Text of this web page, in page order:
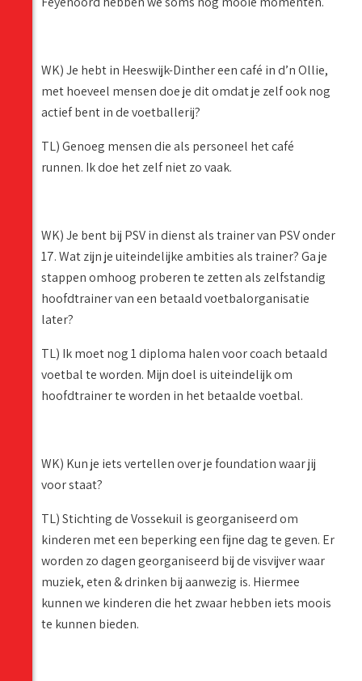
WK) Je hebt in Heeswijk-Dinther een café in d’n Ollie,
met hoeveel mensen doe je dit omdat je zelf ook nog
actief bent in de voetballerij?
TL) Genoeg mensen die als personeel het café
runnen. Ik doe het zelf niet zo vaak.
WK) Je bent bij PSV in dienst als trainer van PSV onder
17. Wat zijn je uiteindelijke ambities als trainer? Ga je
stappen omhoog proberen te zetten als zelfstandig
hoofdtrainer van een betaald voetbalorganisatie
later?
TL) Ik moet nog 1 diploma halen voor coach betaald
voetbal te worden. Mijn doel is uiteindelijk om
hoofdtrainer te worden in het betaalde voetbal.
WK) Kun je iets vertellen over je foundation waar jij
voor staat?
TL) Stichting de Vossekuil is georganiseerd om
kinderen met een beperking een fijne dag te geven. Er
worden zo dagen georganiseerd bij de visvijver waar
muziek, eten & drinken bij aanwezig is. Hiermee
kunnen we kinderen die het zwaar hebben iets moois
te kunnen bieden.